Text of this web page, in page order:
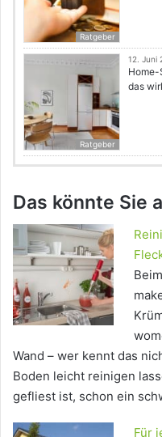
Ratgeber
Ratgeber
12. Juni
Home-
das
Das könnte Sie
Wand – wer kennt das
Boden leicht reinigen
gefliest ist, schon ein
Für